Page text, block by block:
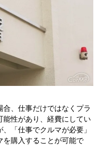
、仕事だけではなくプラ
能性があり、経費にしてい
「仕事でクルマが必要」
を購入することが可能で